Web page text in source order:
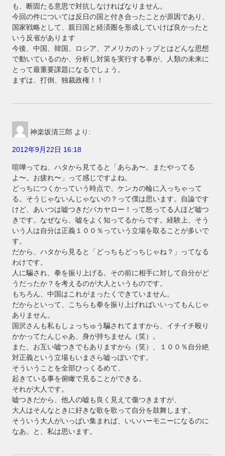
も、断固たる意思で対抗しなければなりません。
今回の件については反日の国と付き合ったことが原因であり、
国家戦略として、親日国と経済圏を形成していけば良かったと
いう反省があります
今後、中国、韓国、ロシア、アメリカのトップとはどんな思想
で動いているのか、分析し対策を実行する事が、人類の未来に
とって最重要課題になるでしょう。
まずは、打倒、独裁政権！！
神楽坂清三郎 より:
2012年9月22日 16:18
喧嘩ってね、ハタから見てると「あらあ〜。またやってる
よ〜。お疲れ〜」って感じですよね。
どっちにつくかっていう時点で、ケンカの輪に入っちゃって
る。そうじゃないんじゃないの？って僕は思います。自論です
けど、あいつは嘘つきだバカヤロー！って怒ってる人ほど嘘つ
きです。なぜなら、嘘をよく知ってるからです。経験上、そう
いう人は自分は正義１００％っていう立場を取ることが多いで
す。
だから、ハタから見ると「どっちもどっちじゃね？」ってなる
わけです。
人に騙され、拳を振り上げる。その前に相手に対して自分がど
うだったか？を考えるのが大人というものです。
もちろん、中国はこれがまったくできていません。
だからといって、こちらも拳を振り上げればいいってもんじゃ
ありません。
国沢さんも私もしょっちゅう騙されてますから、イチイチ殴り
かかってたんじゃあ、身が持ちません（笑）。
また、お互い嘘つきでもありますから（笑）、１００％自分絶
対正義という立場もいまさら嘘っぽいです。
そういうことを全部ひっくるめて、
起きている事を俯瞰で見ることができる。
それが大人です。
嘘つきだから、他人の嘘も良く見えて傷つきますが、
大人はそんなときに好きな歌を歌って自分を鼓舞します。
そういう大人がいっぱい集まれば、いいハーモニーになるのに
なあ。と、私は思います。